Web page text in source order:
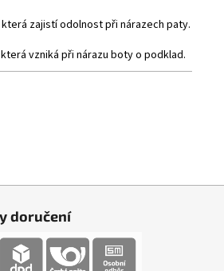
zajistí odolnost při nárazech paty.
vzniká při nárazu boty o podklad.
doručení